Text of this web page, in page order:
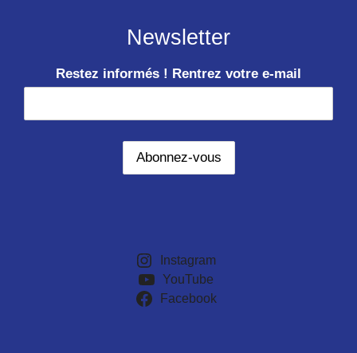
Newsletter
Restez informés ! Rentrez votre e-mail
Instagram
YouTube
Facebook